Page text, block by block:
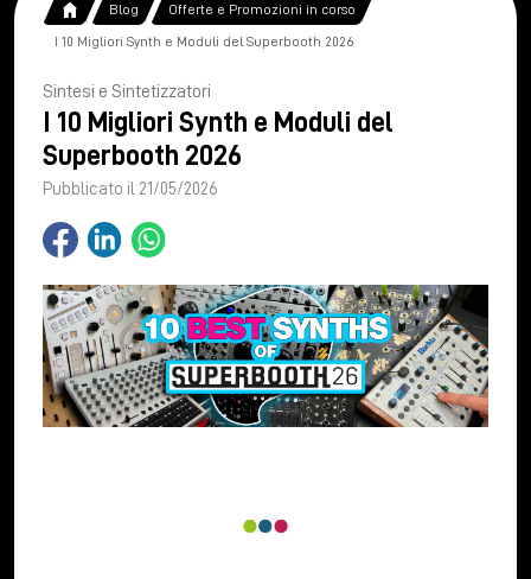
Blog Offerte e Promozioni in corso
I 10 Migliori Synth e Moduli del Superbooth 2026
Sintesi e Sintetizzatori
I 10 Migliori Synth e Moduli del
Superbooth 2026
Pubblicato il 21/05/2026